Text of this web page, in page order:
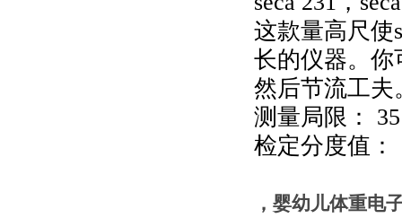
这款量高尺使
长的仪器。你
然后节流工夫
测量局限：
检定分度值：
，婴幼儿体重电